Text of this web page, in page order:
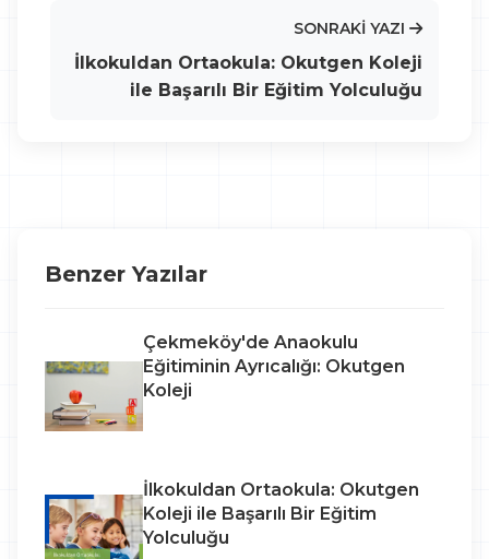
SONRAKI YAZI
İlkokuldan Ortaokula: Okutgen Koleji
ile Başarılı Bir Eğitim Yolculuğu
Benzer Yazılar
Çekmeköy'de Anaokulu
Eğitiminin Ayrıcalığı: Okutgen
Koleji
İlkokuldan Ortaokula: Okutgen
Koleji ile Başarılı Bir Eğitim
Yolculuğu